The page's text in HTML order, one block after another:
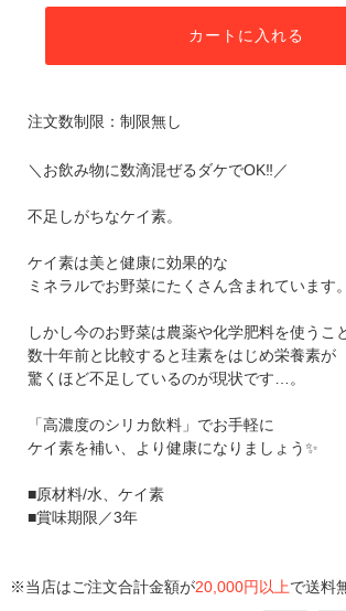
カートに入れる
注文数制限：制限無し
＼お飲み物に数滴混ぜるダケでOK‼️／
不足しがちなケイ素。
ケイ素は美と健康に効果的な
ミネラルでお野菜にたくさん含まれています。
しかし今のお野菜は農薬や化学肥料を使うこ
数十年前と比較すると珪素をはじめ栄養素が
驚くほど不足しているのが現状です…。
「高濃度のシリカ飲料」でお手軽に
ケイ素を補い、より健康になりましょう✨️
■原材料/水、ケイ素
■賞味期限／3年
※当店はご注文合計金額が20,000円以上で送料